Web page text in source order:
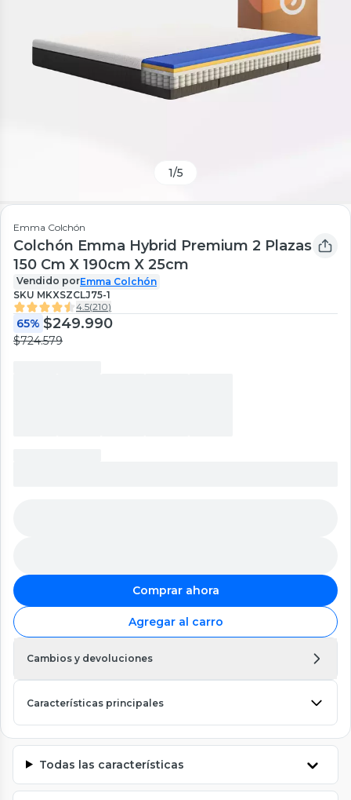
1/5
Emma Colchón
Colchón Emma Hybrid Premium 2 Plazas
150 Cm X 190cm X 25cm
Vendido porEmma Colchón
SKU MKXSZCLJ75-1
4.5(210)
65% $249.990
$724.579
Comprar ahora
Agregar al carro
Cambios y devoluciones
Características principales
Todas las características